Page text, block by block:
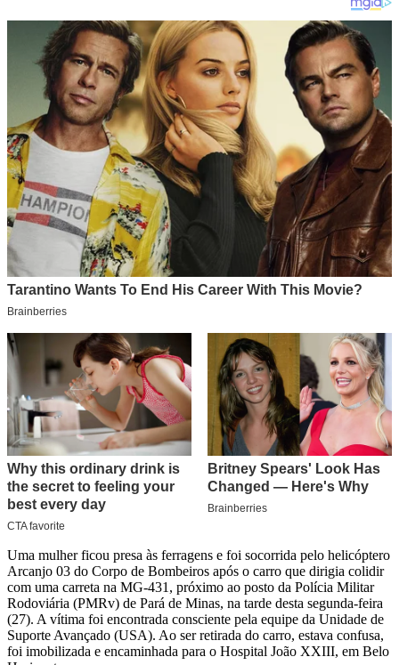
Uma mulher ficou presa às ferragens e foi socorrida pelo helicóptero
Arcanjo 03 do Corpo de Bombeiros após o carro que dirigia colidir
com uma carreta na MG-431, próximo ao posto da Polícia Militar
Rodoviária (PMRv) de Pará de Minas, na tarde desta segunda-feira
(27). A vítima foi encontrada consciente pela equipe da Unidade de
Suporte Avançado (USA). Ao ser retirada do carro, estava confusa,
foi imobilizada e encaminhada para o Hospital João XXIII, em Belo